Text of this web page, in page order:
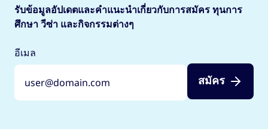
รับข้อมูลอัปเดตและคำแนะนำเกี่ยวกับการสมัคร ทุนการ
ศึกษา วีซ่า และกิจกรรมต่างๆ
อีเมล
สมัคร